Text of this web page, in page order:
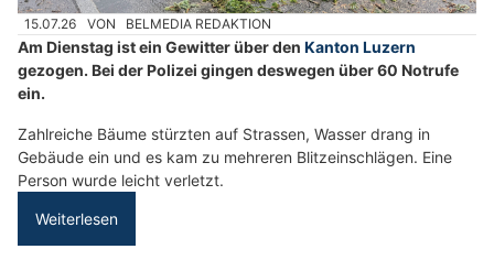
15.07.26 VON BELMEDIA REDAKTION
Am Dienstag ist ein Gewitter über den Kanton Luzern
gezogen. Bei der Polizei gingen deswegen über 60 Notrufe
ein.
Zahlreiche Bäume stürzten auf Strassen, Wasser drang in
Gebäude ein und es kam zu mehreren Blitzeinschlägen. Eine
Person wurde leicht verletzt.
Weiterlesen